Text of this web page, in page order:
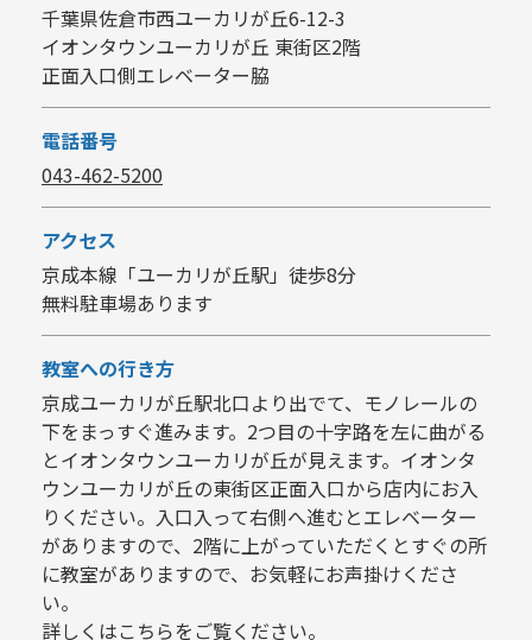
千葉県佐倉市西ユーカリが丘6-12-3
イオンタウンユーカリが丘 東街区2階
正面入口側エレベーター脇
電話番号
043-462-5200
アクセス
京成本線「ユーカリが丘駅」徒歩8分
無料駐車場あります
教室への行き方
京成ユーカリが丘駅北口より出でて、モノレールの
下をまっすぐ進みます。2つ目の十字路を左に曲がる
とイオンタウンユーカリが丘が見えます。イオンタ
ウンユーカリが丘の東街区正面入口から店内にお入
りください。入口入って右側へ進むとエレベーター
がありますので、2階に上がっていただくとすぐの所
に教室がありますので、お気軽にお声掛けくださ
い。
詳しくはこちらをご覧ください。